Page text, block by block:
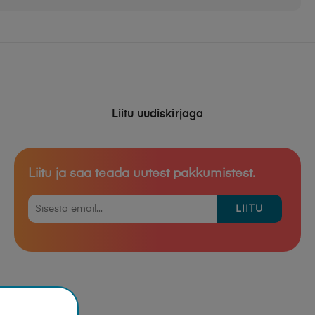
Liitu uudiskirjaga
Liitu ja saa teada uutest pakkumistest.
LIITU